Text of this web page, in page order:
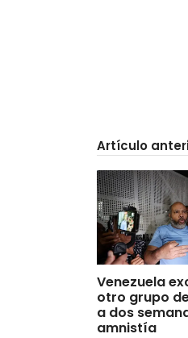
Artículo
Venezuela
otro grupo
a dos
amnistía